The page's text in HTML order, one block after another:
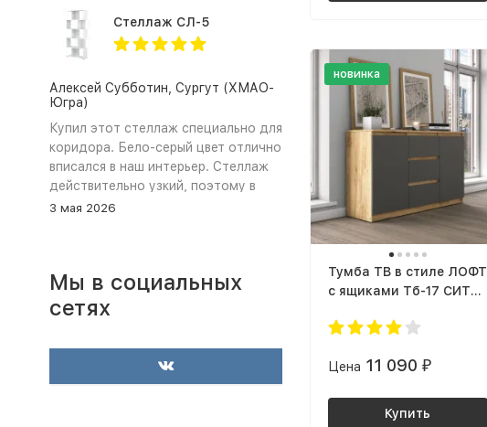
новинка
Тумба ТВ в стиле ЛОФТ
с ящиками Тб-17 СИТИ
Крафт золотой
Цена 11 090 ₽
Купить
выглядит очень стильно и
современно. Самое главное это
трансформация стола. Столешница
прямой стол (парту) в удобный
угловой стол для письма и
рисования. Тумба вместительная,
сын хранит там свои тетради и
книжки. Сборка прошла довольно
быстро и непринужденно,
Мебель» за такой функциональный
и красивый стол 😊
Стеллаж СЛ-5
Алексей Субботин, Сургут (ХМАО-
Югра)
Купил этот стеллаж специально для
коридора. Бело‑серый цвет отлично
вписался в наш интерьер. Стеллаж
действительно узкий, поэтому в
коридоре не загромождает проход,
инструкция понятная. Всё, что
ожидал: стиль, качество,
компактность и цена. Рекомендую
для небольших помещений. Теперь
3 мая 2026
Мы в социальных
сетях